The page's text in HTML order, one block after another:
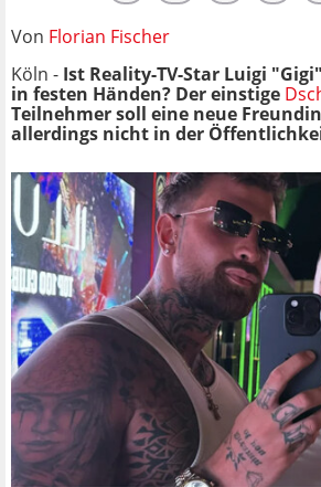
Von Florian Fischer
Köln - Ist Reality-TV-Star Luigi
in festen Händen? Der einstige
Teilnehmer soll eine neue
allerdings nicht in der